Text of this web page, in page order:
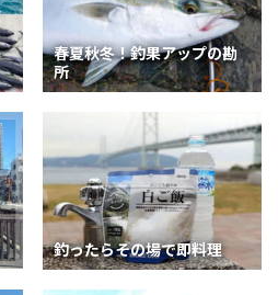
春夏秋冬！釣果アップの勘
所
釣ったらその場で即料理